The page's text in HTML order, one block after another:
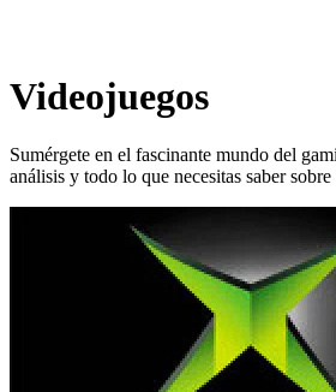
Videojuegos
Sumérgete en el fascinante mundo del
análisis y todo lo que necesitas saber